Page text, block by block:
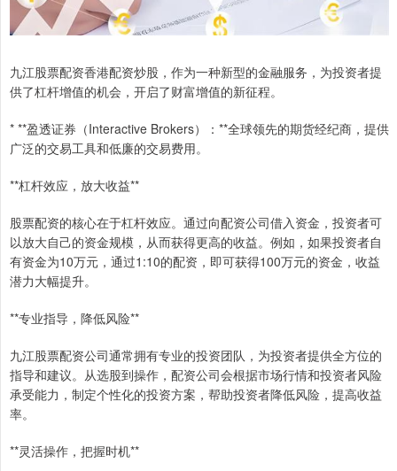
九江股票配资香港配资炒股，作为一种新型的金融服务，为投资者提
供了杠杆增值的机会，开启了财富增值的新征程。
* **盈透证券（Interactive Brokers）：**全球领先的期货经纪商，提供
广泛的交易工具和低廉的交易费用。
**杠杆效应，放大收益**
股票配资的核心在于杠杆效应。通过向配资公司借入资金，投资者可
以放大自己的资金规模，从而获得更高的收益。例如，如果投资者自
有资金为10万元，通过1:10的配资，即可获得100万元的资金，收益
潜力大幅提升。
**专业指导，降低风险**
九江股票配资公司通常拥有专业的投资团队，为投资者提供全方位的
指导和建议。从选股到操作，配资公司会根据市场行情和投资者风险
承受能力，制定个性化的投资方案，帮助投资者降低风险，提高收益
率。
**灵活操作，把握时机**